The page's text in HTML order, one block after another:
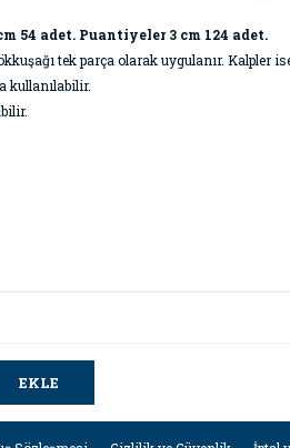
54 adet. Puantiyeler 3 cm 124 adet.
tek parça olarak uygulanır. Kalpler
kullanılabilir.
EKLE